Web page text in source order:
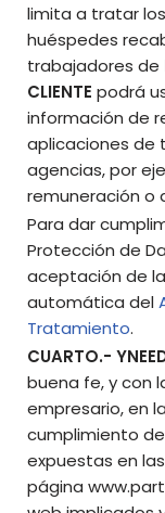
limita a tratar
huéspedes
trabajadores de
CLIENTE podrá
información de
aplicaciones de
agencias, por
remuneración o
Para dar
Protección de
aceptación de la
automática del
Tratamiento.
CUARTO.-
buena fe, y con
empresario, en
cumplimiento
expuestas en
página